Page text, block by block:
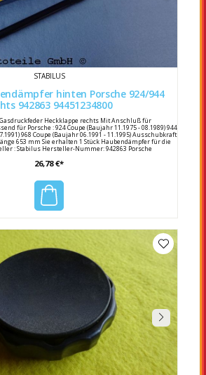
STABILUS
hinten Porsche 924/944
rechts 942863 94451234800
Heckklappe rechts Mit Anschluß für
für Porsche : 924 Coupe (Baujahr 11.1975 - 08.1989) 944
968 Coupe (Baujahr 06.1991 - 11.1995) Ausschubkraft
653 mm Sie erhalten 1 Stück Haubendämpfer für die
: Stabilus Hersteller-Nummer: 942863 Porsche
26,78 €*